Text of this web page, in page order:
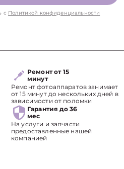
с Политикой конфиденциальности
Ремонт от 15
минут
Ремонт фотоаппаратов занимает
от 15 минут до нескольких дней в
зависимости от поломки
Гарантия до 36
мес
На услуги и запчасти
предоставленные нашей
компанией